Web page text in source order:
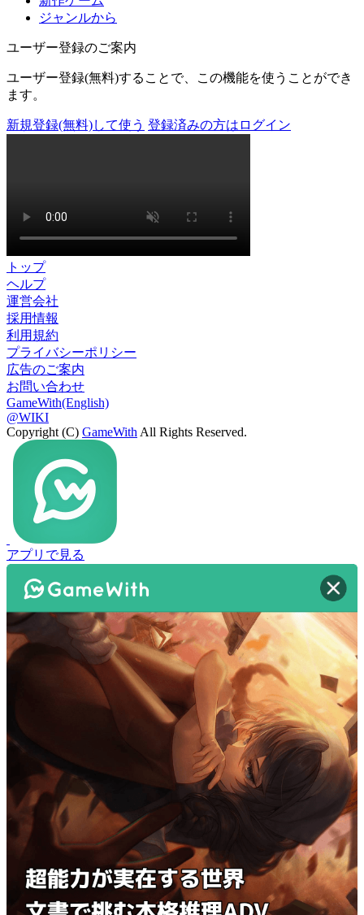
ジャンルから
ユーザー登録のご案内
ユーザー登録(無料)することで、この機能を使うことができ
ます。
新規登録(無料)して使う 登録済みの方はログイン
トップ
ヘルプ
運営会社
採用情報
利用規約
プライバシーポリシー
広告のご案内
お問い合わせ
GameWith(English)
@WIKI
Copyright (C) GameWith All Rights Reserved.
アプリで見る